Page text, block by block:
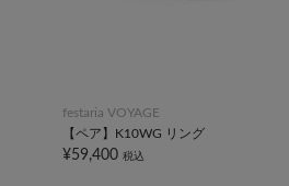
festaria VOYAGE
【ペア】K10WG リング
¥59,400 税込